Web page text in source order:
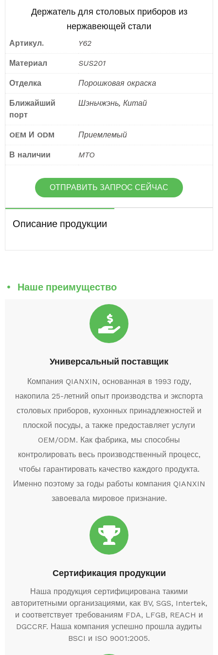
Держатель для столовых приборов из
нержавеющей стали
Артикул. Y62
Материал SUS201
Отделка Порошковая окраска
Ближайший
порт
Шэньчжэнь, Китай
OEM И ODM Приемлемый
В наличии MTO
ОТПРАВИТЬ ЗАПРОС СЕЙЧАС
Описание продукции
Наше преимущество
Универсальный поставщик
Компания QIANXIN, основанная в 1993 году,
накопила 25-летний опыт производства и экспорта
столовых приборов, кухонных принадлежностей и
плоской посуды, а также предоставляет услуги
OEM/ODM. Как фабрика, мы способны
контролировать весь производственный процесс,
чтобы гарантировать качество каждого продукта.
Именно поэтому за годы работы компания QIANXIN
завоевала мировое признание.
Сертификация продукции
Наша продукция сертифицирована такими
авторитетными организациями, как BV, SGS, Intertek,
и соответствует требованиям FDA, LFGB, REACH и
DGCCRF. Наша компания успешно прошла аудиты
BSCI и ISO 9001:2005.